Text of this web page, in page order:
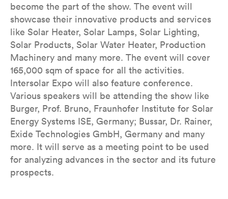
become the part of the show. The event will
showcase their innovative products and services
like Solar Heater, Solar Lamps, Solar Lighting,
Solar Products, Solar Water Heater, Production
Machinery and many more. The event will cover
165,000 sqm of space for all the activities.
Intersolar Expo will also feature conference.
Various speakers will be attending the show like
Burger, Prof. Bruno, Fraunhofer Institute for Solar
Energy Systems ISE, Germany; Bussar, Dr. Rainer,
Exide Technologies GmbH, Germany and many
more. It will serve as a meeting point to be used
for analyzing advances in the sector and its future
prospects.